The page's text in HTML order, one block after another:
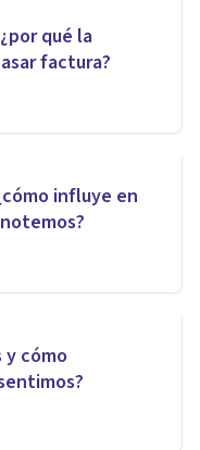
qué la
factura?
influye en
y cómo